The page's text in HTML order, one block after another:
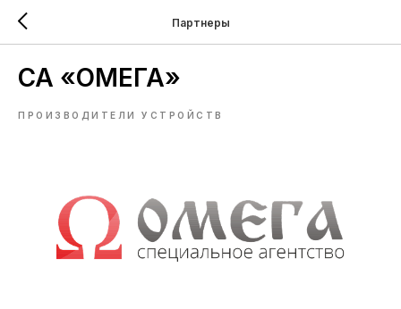
Партнеры
СА «ОМЕГА»
ПРОИЗВОДИТЕЛИ УСТРОЙСТВ